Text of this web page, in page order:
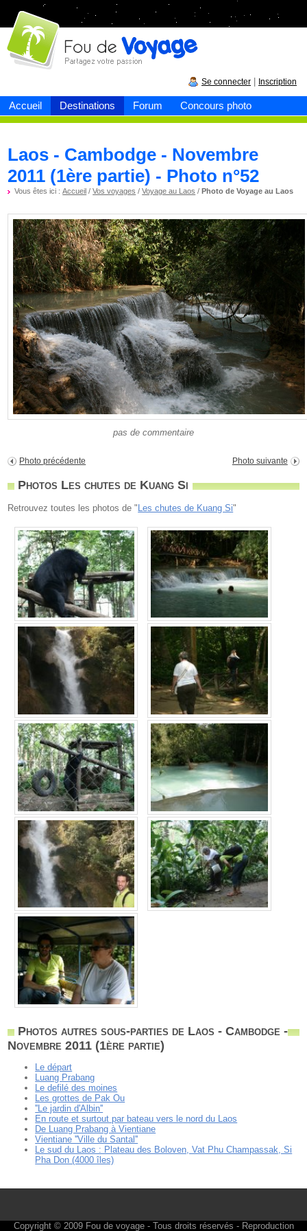
Accueil Destinations Forum Concours photo
Fou devoyage
Se connecter Inscription
Laos - Cambodge - Novembre
2011 (1ère partie) - Photo n°52
Vous êtes ici :Accueil /Vos voyages /Voyage au Laos /Photo de Voyage au Laos
pas de commentaire
Photo précédente Photo suivante
Photos Les chutes de Kuang Si
Retrouvez toutes les photos de "Les chutes de Kuang Si"
Photos autres sous-parties de Laos - Cambodge -
Novembre 2011 (1ère partie)
Le départ
Luang Prabang
Le defilé des moines
Les grottes de Pak Ou
''Le jardin d'Albin''
En route et surtout par bateau vers le nord du Laos
De Luang Prabang à Vientiane
Vientiane ''Ville du Santal''
Le sud du Laos : Plateau des Boloven, Vat Phu Champassak, Si
Pha Don (4000 îles)
Copyright © 2009 Fou de voyage- Tous droits réservés - Reproduction